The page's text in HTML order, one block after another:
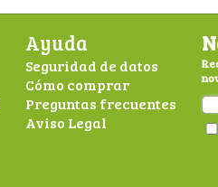
Ayuda
Seguridad de datos
Cómo comprar
Preguntas frecuentes
Aviso Legal